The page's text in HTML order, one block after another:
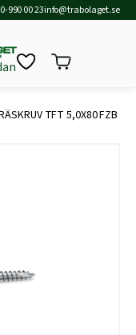
990 00 23info@trabolaget.se
TFT 5,0X80 FZB